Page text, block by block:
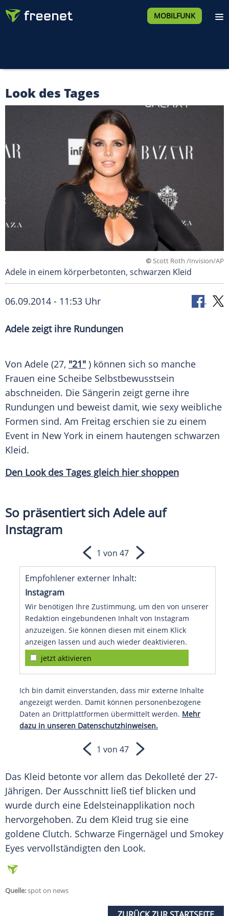
MOBILFUNK
Look des Tages
©Scott Roth /Invision/AP
Adele in einem körperbetonten, schwarzen Kleid
06.09.2014 - 11:53 Uhr
Adele zeigt ihre Rundungen
Von Adele (27, "21" ) können sich so manche
Frauen eine Scheibe Selbstbewusstsein
abschneiden. Die Sängerin zeigt gerne ihre
Rundungen und beweist damit, wie sexy weibliche
Formen sind. Am Freitag erschien sie zu einem
Event in New York in einem hautengen schwarzen
Kleid.
Den Lookdes Tages gleich hier shoppen
So präsentiert sich Adele auf
Instagram
Empfohlener externer Inhalt:
Instagram
Wir benötigen Ihre Zustimmung, um den von unserer
Redaktion eingebundenen Inhalt von Instagram
anzuzeigen. Sie können diesen mit einem Klick
anzeigen lassen und auch wieder deaktivieren.
jetzt aktivieren
Ich bin damit einverstanden, dass mir externe Inhalte
angezeigt werden. Damit können personenbezogene
Daten an Drittplattformen übermittelt werden. Mehr
dazu in unseren Datenschutzhinweisen.
1 von 47
1 von 47
Das Kleid betonte vor allem das Dekolleté der 27-
Jährigen. Der Ausschnitt ließ tief blicken und
wurde durch eine Edelsteinapplikation noch
hervorgehoben. Zu dem Kleid trug sie eine
goldene Clutch. Schwarze Fingernägel und Smokey
Eyes vervollständigten den Look.
Quelle:spot on news